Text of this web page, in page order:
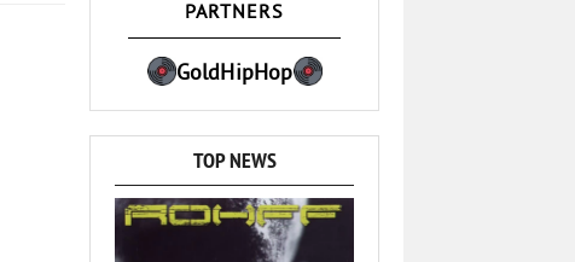
PARTNERS
GoldHipHop
TOP NEWS